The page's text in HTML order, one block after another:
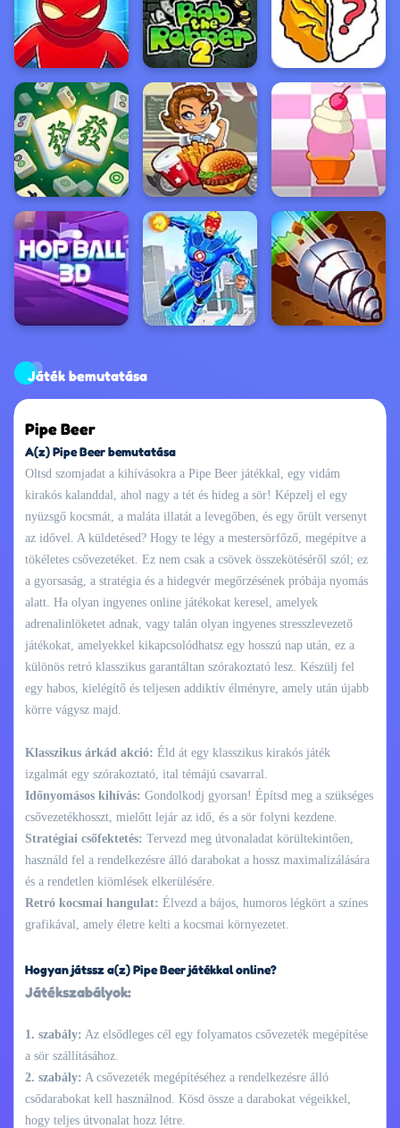
Játék bemutatása
Pipe Beer
A(z) Pipe Beer bemutatása
Oltsd szomjadat a kihívásokra a Pipe Beer játékkal, egy vidám
kirakós kalanddal, ahol nagy a tét és hideg a sör! Képzelj el egy
nyüzsgő kocsmát, a maláta illatát a levegőben, és egy őrült versenyt
az idővel. A küldetésed? Hogy te légy a mestersörfőző, megépítve a
tökéletes csővezetéket. Ez nem csak a csövek összekötéséről szól; ez
a gyorsaság, a stratégia és a hidegvér megőrzésének próbája nyomás
alatt. Ha olyan ingyenes online játékokat keresel, amelyek
adrenalinlöketet adnak, vagy talán olyan ingyenes stresszlevezető
játékokat, amelyekkel kikapcsolódhatsz egy hosszú nap után, ez a
különös retró klasszikus garantáltan szórakoztató lesz. Készülj fel
egy habos, kielégítő és teljesen addiktív élményre, amely után újabb
körre vágysz majd.
Klasszikus árkád akció: Éld át egy klasszikus kirakós játék
izgalmát egy szórakoztató, ital témájú csavarral.
Időnyomásos kihívás: Gondolkodj gyorsan! Építsd meg a szükséges
csővezetékhosszt, mielőtt lejár az idő, és a sör folyni kezdene.
Stratégiai csőfektetés: Tervezd meg útvonaladat körültekintően,
használd fel a rendelkezésre álló darabokat a hossz maximalizálására
és a rendetlen kiömlések elkerülésére.
Retró kocsmai hangulat: Élvezd a bájos, humoros légkört a színes
grafikával, amely életre kelti a kocsmai környezetet.
Hogyan játssz a(z) Pipe Beer játékkal online?
Játékszabályok:
1. szabály: Az elsődleges cél egy folyamatos csővezeték megépítése
a sör szállításához.
2. szabály: A csővezeték megépítéséhez a rendelkezésre álló
csődarabokat kell használnod. Kösd össze a darabokat végeikkel,
hogy teljes útvonalat hozz létre.